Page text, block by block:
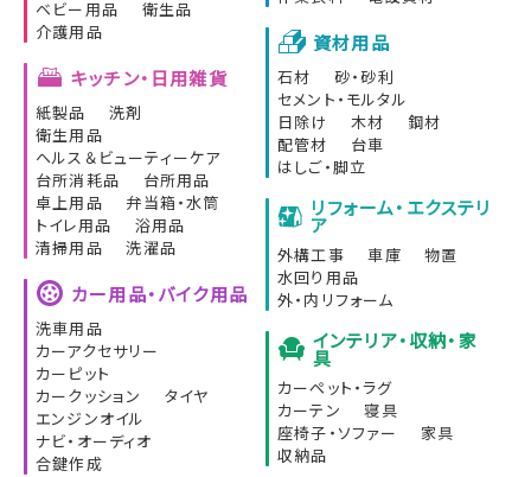
ベビー用品
衛生品
介護用品
キッチン・日用雑貨
紙製品
洗剤
衛生用品
ヘルス＆ビューティーケア
台所消耗品
台所用品
卓上用品
弁当箱・水筒
トイレ用品
浴用品
清掃用品
洗濯品
カー用品・バイク用品
洗車用品
カーアクセサリー
カーピット
カークッション
タイヤ
エンジンオイル
ナビ・オーディオ
合鍵作成
資材用品
石材
砂・砂利
セメント・モルタル
日除け
木材
鋼材
配管材
台車
はしご・脚立
リフォーム・エクステリ
ア
外構工事 車庫
物置
水回り用品
外・内リフォーム
インテリア・収納・家
具
カーペット・ラグ
カーテン
寝具
座椅子・ソファー
家具
収納品